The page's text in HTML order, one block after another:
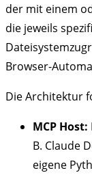
der mit einem
die jeweils
Browser-
Die Architektur
MCP Host:
B. Claude
eigene